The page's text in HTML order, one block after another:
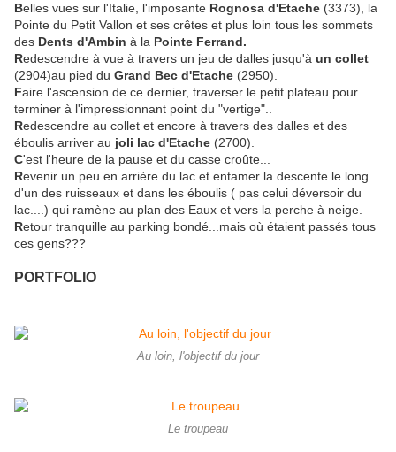
Belles vues sur l'Italie, l'imposante Rognosa d'Etache (3373), la
Pointe du Petit Vallon et ses crêtes et plus loin tous les sommets
des Dents d'Ambin à la Pointe Ferrand.
Redescendre à vue à travers un jeu de dalles jusqu'à un collet
(2904)au pied du Grand Bec d'Etache (2950).
Faire l'ascension de ce dernier, traverser le petit plateau pour
terminer à l'impressionnant point du "vertige"..
Redescendre au collet et encore à travers des dalles et des
éboulis arriver au joli lac d'Etache (2700).
C'est l'heure de la pause et du casse croûte...
Revenir un peu en arrière du lac et entamer la descente le long
d'un des ruisseaux et dans les éboulis ( pas celui déversoir du
lac....) qui ramène au plan des Eaux et vers la perche à neige.
Retour tranquille au parking bondé...mais où étaient passés tous
ces gens???
PORTFOLIO
Au loin, l'objectif du jour
Le troupeau